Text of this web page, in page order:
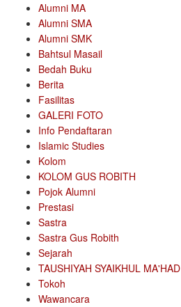
Alumni MA
Alumni SMA
Alumni SMK
Bahtsul Masail
Bedah Buku
Berita
Fasilitas
GALERI FOTO
Info Pendaftaran
Islamic Studies
Kolom
KOLOM GUS ROBITH
Pojok Alumni
Prestasi
Sastra
Sastra Gus Robith
Sejarah
TAUSHIYAH SYAIKHUL MA'HAD
Tokoh
Wawancara